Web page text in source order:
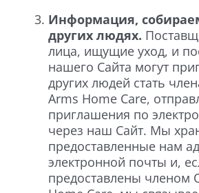
Информация,
других людях.
лица, ищущие уход, и
нашего Сайта могут
других людей стать
Arms Home Care,
приглашения по
через наш Сайт. Мы
предоставленные нам
электронной почты и,
предоставлены членом